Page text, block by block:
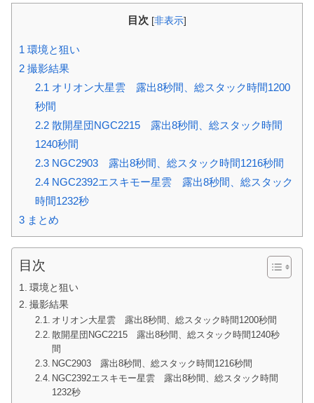
目次 [非表示]
1 環境と狙い
2 撮影結果
2.1 オリオン大星雲 露出8秒間、総スタック時間1200
秒間
2.2散開星団NGC2215 露出8秒間、総スタック時間
1240秒間
2.3NGC2903 露出8秒間、総スタック時間1216秒間
2.4NGC2392エスキモー星雲 露出8秒間、総スタック
時間1232秒
3 まとめ
目次
環境と狙い
撮影結果
オリオン大星雲 露出8秒間、総スタック時間1200秒間
散開星団NGC2215 露出8秒間、総スタック時間1240秒
間
NGC2903 露出8秒間、総スタック時間1216秒間
NGC2392エスキモー星雲 露出8秒間、総スタック時間
1232秒